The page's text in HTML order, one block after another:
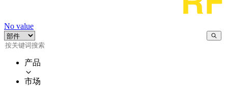
No value
产品
市场